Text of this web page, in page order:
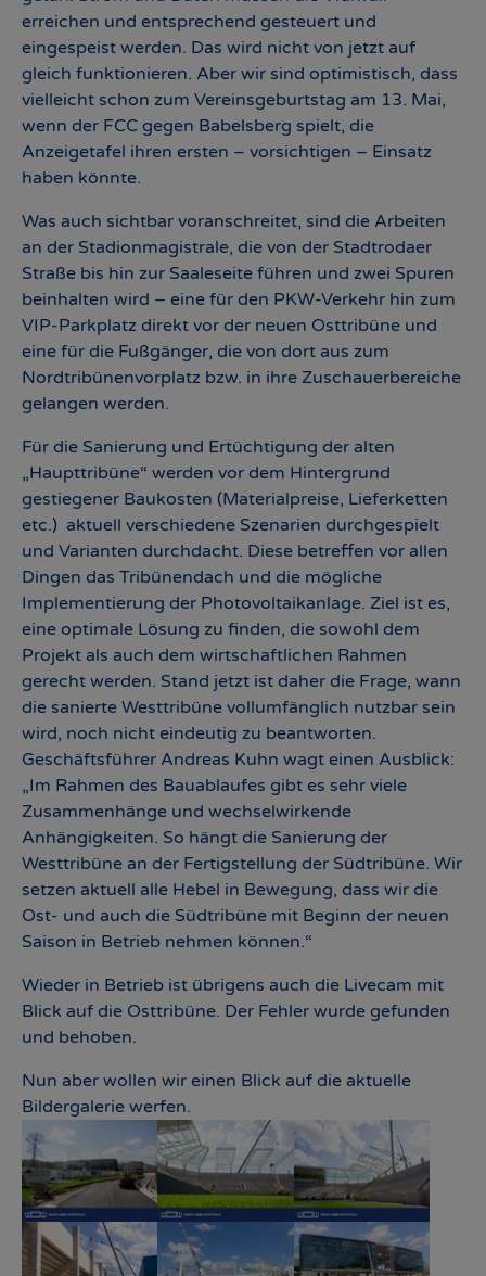
Show larger versionShow larger versionShow larger version
Show larger versionShow larger versionShow larger version
erreichen und entsprechend gesteuert und
eingespeist werden. Das wird nicht von jetzt auf
gleich funktionieren. Aber wir sind optimistisch, dass
vielleicht schon zum Vereinsgeburtstag am 13. Mai,
wenn der FCC gegen Babelsberg spielt, die
Anzeigetafel ihren ersten – vorsichtigen – Einsatz
haben könnte.
Was auch sichtbar voranschreitet, sind die Arbeiten
an der Stadionmagistrale, die von der Stadtrodaer
Straße bis hin zur Saaleseite führen und zwei Spuren
beinhalten wird – eine für den PKW-Verkehr hin zum
VIP-Parkplatz direkt vor der neuen Osttribüne und
eine für die Fußgänger, die von dort aus zum
Nordtribünenvorplatz bzw. in ihre Zuschauerbereiche
gelangen werden.
Für die Sanierung und Ertüchtigung der alten
„Haupttribüne“ werden vor dem Hintergrund
gestiegener Baukosten (Materialpreise, Lieferketten
etc.) aktuell verschiedene Szenarien durchgespielt
und Varianten durchdacht. Diese betreffen vor allen
Dingen das Tribünendach und die mögliche
Implementierung der Photovoltaikanlage. Ziel ist es,
eine optimale Lösung zu finden, die sowohl dem
Projekt als auch dem wirtschaftlichen Rahmen
gerecht werden. Stand jetzt ist daher die Frage, wann
die sanierte Westtribüne vollumfänglich nutzbar sein
wird, noch nicht eindeutig zu beantworten.
Geschäftsführer Andreas Kuhn wagt einen Ausblick:
„Im Rahmen des Bauablaufes gibt es sehr viele
Zusammenhänge und wechselwirkende
Anhängigkeiten. So hängt die Sanierung der
Westtribüne an der Fertigstellung der Südtribüne. Wir
setzen aktuell alle Hebel in Bewegung, dass wir die
Ost- und auch die Südtribüne mit Beginn der neuen
Saison in Betrieb nehmen können.“
Wieder in Betrieb ist übrigens auch die Livecam mit
Blick auf die Osttribüne. Der Fehler wurde gefunden
und behoben.
Nun aber wollen wir einen Blick auf die aktuelle
Bildergalerie werfen.